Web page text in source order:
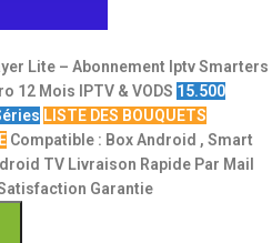
Lite – Abonnement Iptv Smarters
12 Mois IPTV & VODS 15.500
LISTE DES BOUQUETS
Compatible : Box Android , Smart
TV Livraison Rapide Par Mail
Garantie